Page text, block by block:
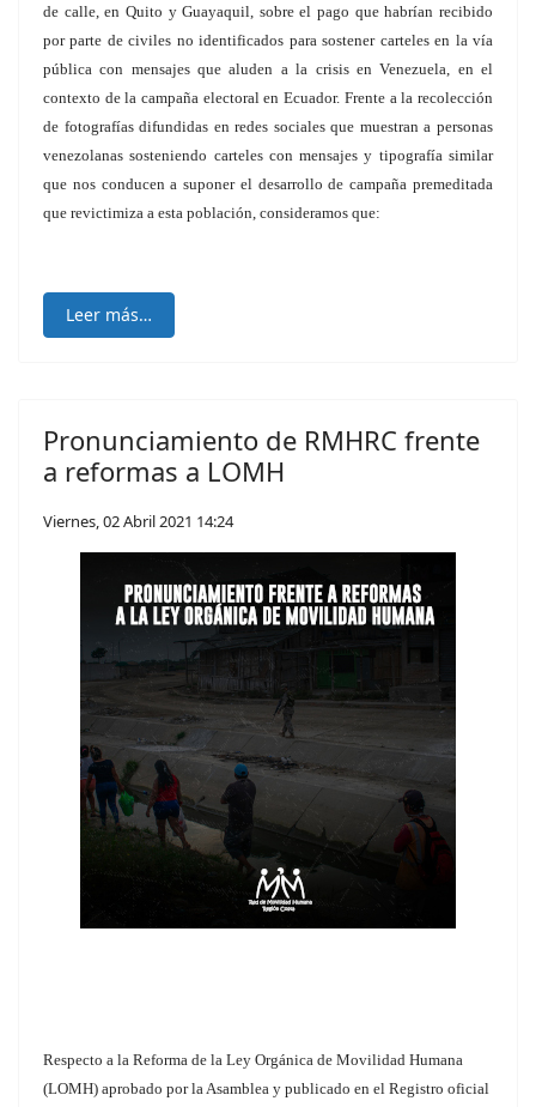
de calle, en Quito y Guayaquil, sobre el pago que habrían recibido
por parte de civiles no identificados para sostener carteles en la vía
pública con mensajes que aluden a la crisis en Venezuela, en el
contexto de la campaña electoral en Ecuador. Frente a la recolección
de fotografías difundidas en redes sociales que muestran a personas
venezolanas sosteniendo carteles con mensajes y tipografía similar
que nos conducen a suponer el desarrollo de campaña premeditada
que revictimiza a esta población, consideramos que:
Leer más…
Pronunciamiento de RMHRC frente
a reformas a LOMH
Viernes, 02 Abril 2021 14:24
Respecto a la Reforma de la Ley Orgánica de Movilidad Humana
(LOMH) aprobado por la Asamblea y publicado en el Registro oficial